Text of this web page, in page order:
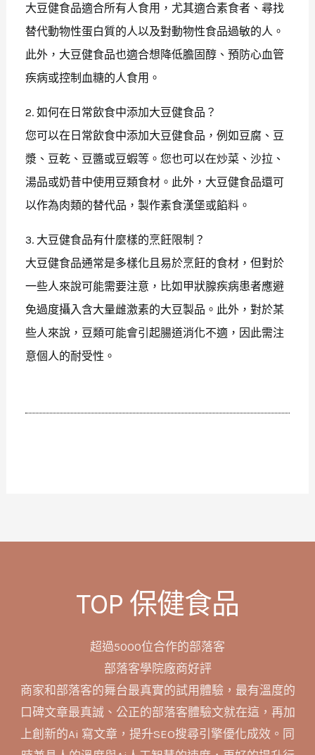
大豆健食品適合所有人食用，尤其適合素食者、尋找
替代動物性蛋白質的人以及對動物性食品過敏的人。
此外，大豆健食品也適合想降低膽固醇、預防心血管
疾病或控制血糖的人食用。
2. 如何在日常飲食中添加大豆健食品？
您可以在日常飲食中添加大豆健食品，例如豆腐、豆
漿、豆乾、豆醬或豆蝦等。您也可以在炒菜、沙拉、
湯品或奶昔中使用豆類食材。此外，大豆健食品還可
以作為肉類的替代品，製作素食漢堡或餡料。
3. 大豆健食品有什麼樣的烹飪限制？
大豆健食品通常是多樣化且易於烹飪的食材，但對於
一些人來說可能需要注意，比如甲狀腺疾病患者應避
免過度攝入含大量雌激素的大豆製品。此外，對於某
些人來說，豆類可能會引起腸道消化不適，因此需注
意個人的耐受性。
TOP 保健食品
超過5000位合作的部落客
部落客學院廠商好評
商家和部落客的舞台最真實的試用體驗，最有溫度的
口碑文章最真誠、公正的部落客體驗文就在這，再加
上創新的Ai 寫文章，提升SEO搜尋引擎優化成效。同